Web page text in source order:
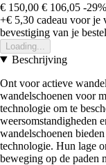
€ 150,00 € 106,05 -29%
+€ 5,30 cadeau voor je
bevestiging van je
Loading...
Beschrijving
Ont voor actieve
wandelschoenen voor
technologie om te
weersomstandigheden
wandelschoenen
technologie. Hun lage
beweging op de paden